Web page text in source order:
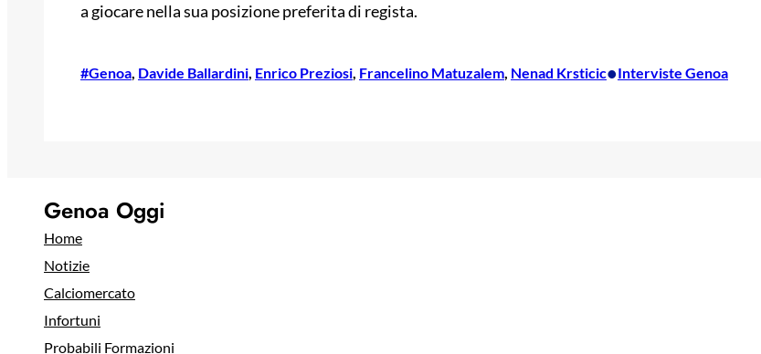
a giocare nella sua posizione preferita di regista.
#Genoa, Davide Ballardini, Enrico Preziosi, Francelino Matuzalem, Nenad Krsticic•Interviste Genoa
Genoa Oggi
Home
Notizie
Calciomercato
Infortuni
Probabili Formazioni